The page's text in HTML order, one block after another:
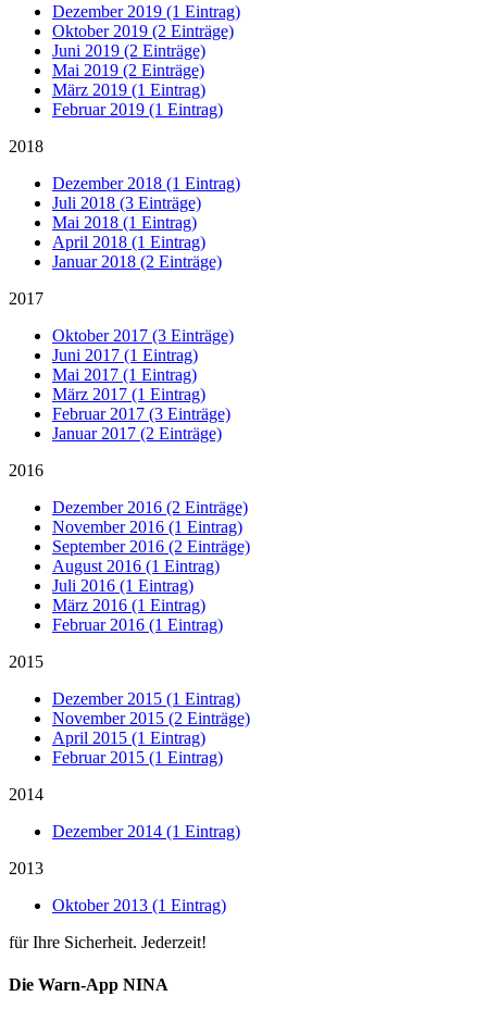
Dezember 2019 (1 Eintrag)
Oktober 2019 (2 Einträge)
Juni 2019 (2 Einträge)
Mai 2019 (2 Einträge)
März 2019 (1 Eintrag)
Februar 2019 (1 Eintrag)
2018
Dezember 2018 (1 Eintrag)
Juli 2018 (3 Einträge)
Mai 2018 (1 Eintrag)
April 2018 (1 Eintrag)
Januar 2018 (2 Einträge)
2017
Oktober 2017 (3 Einträge)
Juni 2017 (1 Eintrag)
Mai 2017 (1 Eintrag)
März 2017 (1 Eintrag)
Februar 2017 (3 Einträge)
Januar 2017 (2 Einträge)
2016
Dezember 2016 (2 Einträge)
November 2016 (1 Eintrag)
September 2016 (2 Einträge)
August 2016 (1 Eintrag)
Juli 2016 (1 Eintrag)
März 2016 (1 Eintrag)
Februar 2016 (1 Eintrag)
2015
Dezember 2015 (1 Eintrag)
November 2015 (2 Einträge)
April 2015 (1 Eintrag)
Februar 2015 (1 Eintrag)
2014
Dezember 2014 (1 Eintrag)
2013
Oktober 2013 (1 Eintrag)
für Ihre Sicherheit. Jederzeit!
Die Warn-App NINA